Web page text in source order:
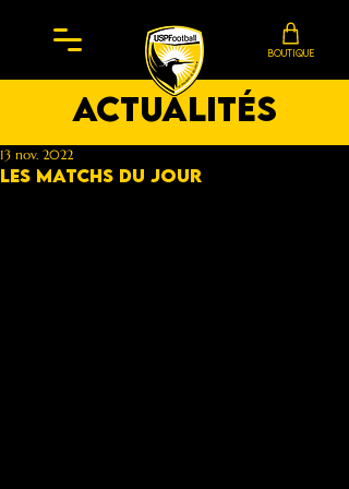
BOUTIQUE
actualités
Les matchs du jour
13 nov. 2022